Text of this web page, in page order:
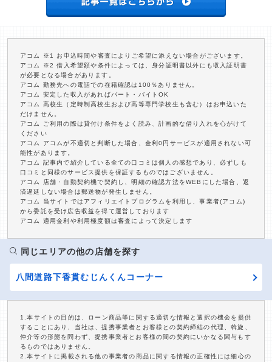
アコム ※1 お申込時間や審査によりご希望に添えない場合がございます。
アコム ※2 借入希望額や条件によっては、身分証明書以外にも収入証明書
が必要となる場合があります。
アコム 勤務先への電話での在籍確認は100％ありません。
アコム 安定した収入があればパート・バイトOK
アコム 高校生（定時制高校生および高等専門学校生も含む）はお申込いた
だけません。
アコム ご利用の際は貸付け条件をよく読み、計画的な借り入れを心がけて
ください
アコム アコムが不適切と判断した場合、金利0円サービスが適用されない可
能性があります。
アコム 記事内で紹介している全ての口コミは個人の感想であり、必ずしも
口コミと同様のサービス提供を保証するものではございません。
アコム 店舗・自動契約機で契約し、明細の確認方法をWEBにした場合、返
済遅延しない場合は郵送物が発生しません。
アコム 当サイトではアフィリエイトプログラムを利用し、事業者(アコム)
から委託を受け広告収益を得て運営しております
アコム 適用金利や利用極度額は審査によって決定します
同じエリアの他の店舗を探す
八間道路下香貫むじんくんコーナー
1.本サイトの目的は、ローン商品等に関する適切な情報と選択の機会を提供
することにあり、当社は、提携事業者とお客様との契約締結の代理、斡旋、
仲介等の形態を問わず、提携事業者とお客様の間の契約にいかなる関与もす
るものではありません。
2.本サイトに掲載される他の事業者の商品に関する情報の正確性には細心の